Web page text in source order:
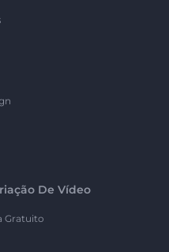
De Vídeo
Gratuito